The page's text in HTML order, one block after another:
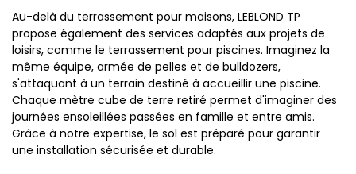
Au-delà du terrassement pour maisons, LEBLOND TP
propose également des services adaptés aux projets de
loisirs, comme le terrassement pour piscines. Imaginez la
même équipe, armée de pelles et de bulldozers,
s'attaquant à un terrain destiné à accueillir une piscine.
Chaque mètre cube de terre retiré permet d'imaginer des
journées ensoleillées passées en famille et entre amis.
Grâce à notre expertise, le sol est préparé pour garantir
une installation sécurisée et durable.